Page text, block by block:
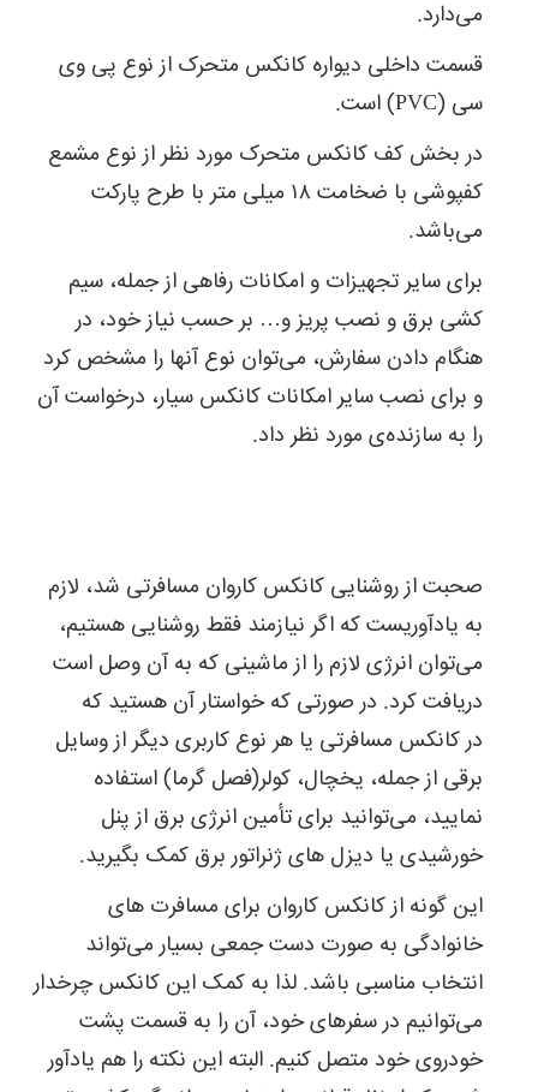
می‌دارد.
قسمت داخلی دیواره کانکس متحرک از نوع پی وی
سی (PVC) است.
در بخش کف کانکس متحرک مورد نظر از نوع مشمع
کفپوشی با ضخامت ۱۸ میلی متر با طرح پارکت
می‌باشد.
برای سایر تجهیزات و امکانات رفاهی از جمله، سیم
کشی برق و نصب پریز و… بر حسب نیاز خود، در
هنگام دادن سفارش، می‌توان نوع آنها را مشخص کرد
و برای نصب سایر امکانات کانکس سیار، درخواست آن
را به سازنده‌ی مورد نظر داد.
صحبت از روشنایی کانکس کاروان مسافرتی شد، لازم
به یادآوریست که اگر نیازمند فقط روشنایی هستیم،
می‌توان انرژی لازم را از ماشینی که به آن وصل است
دریافت کرد. در صورتی که خواستار آن هستید که
در کانکس مسافرتی یا هر نوع کاربری دیگر از وسایل
برقی از جمله، یخچال، کولر(فصل گرما) استفاده
نمایید، می‌توانید برای تأمین انرژی برق از پنل
خورشیدی یا دیزل های ژنراتور برق کمک بگیرید.
این گونه از کانکس کاروان برای مسافرت های
خانوادگی به صورت دست جمعی بسیار می‌تواند
انتخاب مناسبی باشد. لذا به کمک این کانکس چرخدار
می‌توانیم در سفرهای خود، آن را به قسمت پشت
خودروی خود متصل کنیم. البته این نکته را هم یادآور